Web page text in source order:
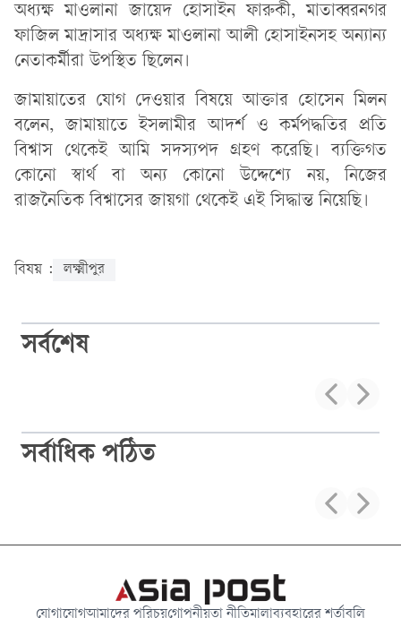
অধ্যক্ষ মাওলানা জায়েদ হোসাইন ফারুকী, মাতাব্বরনগর
ফাজিল মাদ্রাসার অধ্যক্ষ মাওলানা আলী হোসাইনসহ অন্যান্য
নেতাকর্মীরা উপস্থিত ছিলেন।
জামায়াতের যোগ দেওয়ার বিষয়ে আক্তার হোসেন মিলন
বলেন, জামায়াতে ইসলামীর আদর্শ ও কর্মপদ্ধতির প্রতি
বিশ্বাস থেকেই আমি সদস্যপদ গ্রহণ করেছি। ব্যক্তিগত
কোনো স্বার্থ বা অন্য কোনো উদ্দেশ্যে নয়, নিজের
রাজনৈতিক বিশ্বাসের জায়গা থেকেই এই সিদ্ধান্ত নিয়েছি।
বিষয় : লক্ষ্মীপুর
সর্বশেষ
সর্বাধিক পঠিত
যোগাযোগআমাদের পরিচয়গোপনীয়তা নীতিমালাব্যবহারের শর্তাবলি